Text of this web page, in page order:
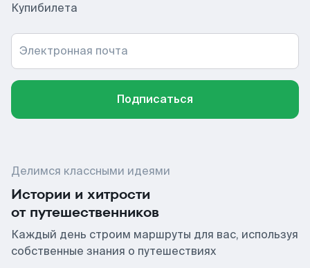
Купибилета
Электронная почта
Подписаться
Делимся классными идеями
Истории и хитрости
от путешественников
Каждый день строим маршруты для вас, используя
собственные знания о путешествиях